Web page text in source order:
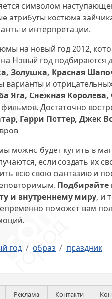
символом
атрибуты костюма
и интерпретации.
на новый год 2012,
Новый год
Золушка, Красная
варианты и
Яга, Снежная
фильмов. Достаточно
Гарри Поттер, Джек
можно будет купить в
если создать их
всю свою фантазию и
Подбирайте
и внутреннему миру, и
поможет вам
год образ праздник
Реклама Контакти